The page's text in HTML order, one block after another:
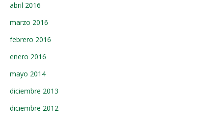
abril 2016
marzo 2016
febrero 2016
enero 2016
mayo 2014
diciembre 2013
diciembre 2012